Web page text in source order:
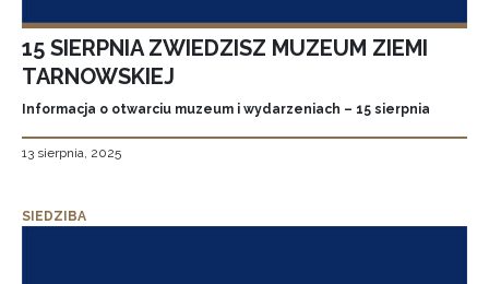
15 SIERPNIA ZWIEDZISZ MUZEUM ZIEMI
TARNOWSKIEJ
Informacja o otwarciu muzeum i wydarzeniach – 15 sierpnia
13 sierpnia, 2025
SIEDZIBA